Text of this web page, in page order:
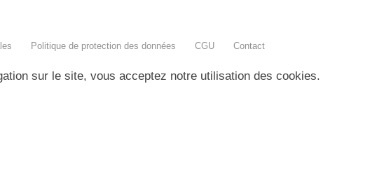
Politique de protection des données CGU Contact
sur le site, vous acceptez notre utilisation des cookies.